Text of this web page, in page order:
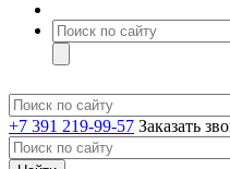
+7 391 219-99-57 Заказать